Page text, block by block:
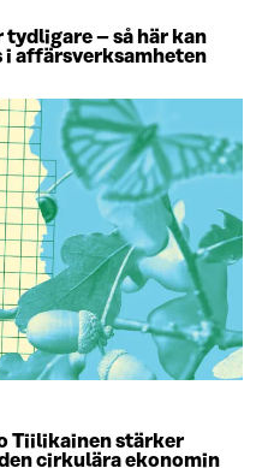
– så här kan
i affärsverksamheten
Tiilikainen stärker
cirkulära ekonomin